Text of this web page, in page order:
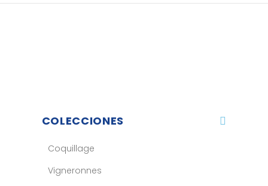
COLECCIONES
Coquillage
Vigneronnes